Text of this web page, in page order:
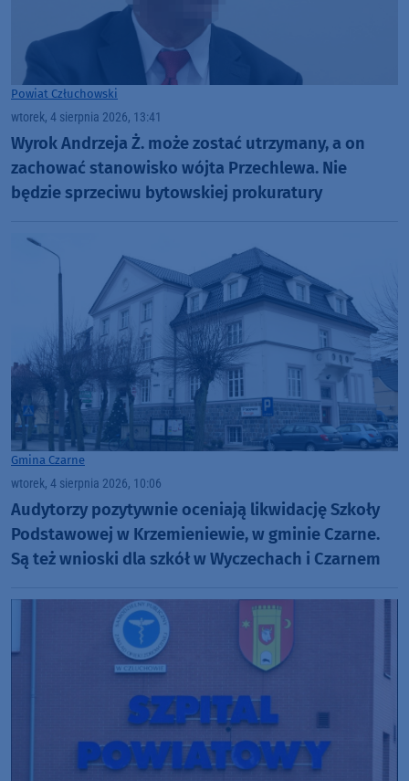
Powiat Człuchowski
wtorek, 4 sierpnia 2026, 13:41
Wyrok Andrzeja Ż. może zostać utrzymany, a on
zachować stanowisko wójta Przechlewa. Nie
będzie sprzeciwu bytowskiej prokuratury
Gmina Czarne
wtorek, 4 sierpnia 2026, 10:06
Audytorzy pozytywnie oceniają likwidację Szkoły
Podstawowej w Krzemieniewie, w gminie Czarne.
Są też wnioski dla szkół w Wyczechach i Czarnem